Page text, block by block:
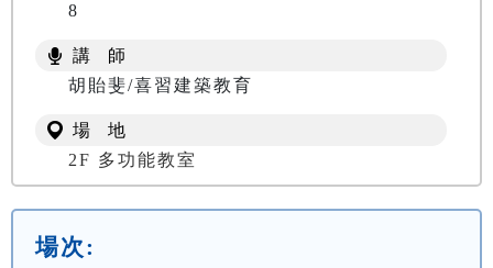
8
講 師
胡貽斐/喜習建築教育
場 地
2F 多功能教室
場次: